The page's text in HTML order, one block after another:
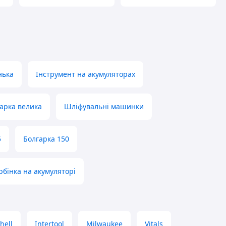
Інструмент на акумуляторах
велика Шліфувальні машинки
Болгарка 150
на акумуляторі
Intertool Milwaukee Vitals